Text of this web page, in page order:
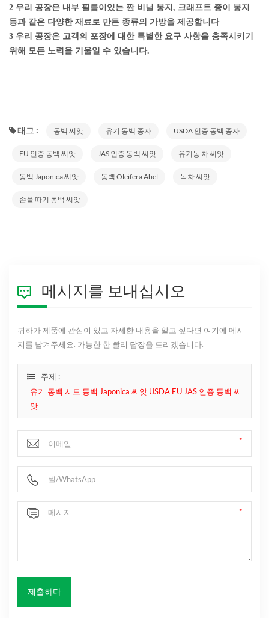
2 우리 공장은 내부 필름이있는 짠 비닐 봉지, 크래프트 종이 봉지
등과 같은 다양한 재료로 만든 종류의 가방을 제공합니다
3 우리 공장은 고객의 포장에 대한 특별한 요구 사항을 충족시키기
위해 모든 노력을 기울일 수 있습니다.
태그 : 동백 씨앗 유기 동백 종자 USDA 인증 동백 종자
EU 인증 동백 씨앗 JAS 인증 동백 씨앗 유기농 차 씨앗
동백 Japonica 씨앗 동백 Oleifera Abel 녹차 씨앗
손을 따기 동백 씨앗
메시지를 보내십시오
귀하가 제품에 관심이 있고 자세한 내용을 알고 싶다면 여기에 메시
지를 남겨주세요. 가능한 한 빨리 답장을 드리겠습니다.
주제 :
유기 동백 시드 동백 Japonica 씨앗 USDA EU JAS 인증 동백 씨
앗